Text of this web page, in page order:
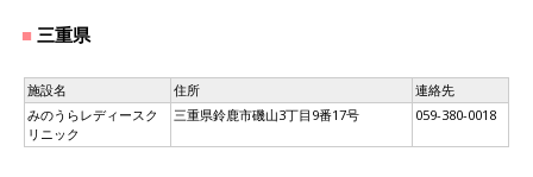
三重県
施設名 住所
連絡先
みのうらレディースク
リニック
三重県鈴鹿市磯山3丁目9番17号 059-380-0018